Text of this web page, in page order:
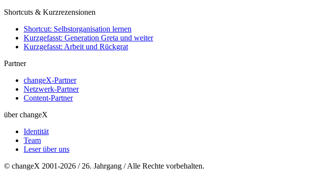
Shortcuts & Kurzrezensionen
Shortcut: Selbstorganisation lernen
Kurzgefasst: Generation Greta und weiter
Kurzgefasst: Arbeit und Rückgrat
Partner
changeX-Partner
Netzwerk-Partner
Content-Partner
über changeX
Identität
Team
Leser über uns
© changeX 2001-2026 / 26. Jahrgang / Alle Rechte vorbehalten.